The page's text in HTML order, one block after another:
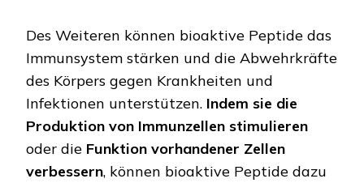
Des Weiteren können bioaktive Peptide das
Immunsystem stärken und die Abwehrkräfte
des Körpers gegen Krankheiten und
Infektionen unterstützen. Indem sie die
Produktion von Immunzellen stimulieren
oder die Funktion vorhandener Zellen
verbessern, können bioaktive Peptide dazu